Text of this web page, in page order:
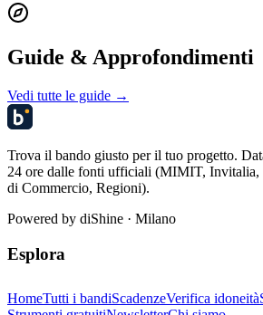
Guide & Approfondimenti
Vedi tutte le guide →
Trova il bando giusto per il tuo progetto.
24 ore dalle fonti ufficiali (MIMIT, Invitalia,
di Commercio, Regioni).
Powered by diShine · Milano
Esplora
HomeTutti i bandiScadenzeVerifica idoneità